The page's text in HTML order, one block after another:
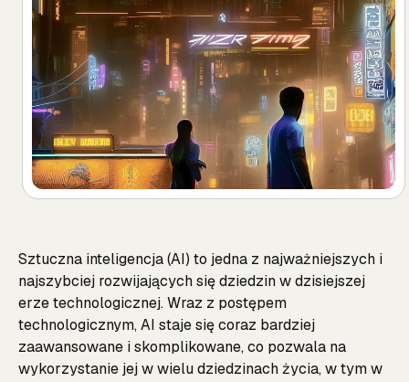
Sztuczna inteligencja (AI) to jedna z najważniejszych i
najszybciej rozwijających się dziedzin w dzisiejszej
erze technologicznej. Wraz z postępem
technologicznym, AI staje się coraz bardziej
zaawansowane i skomplikowane, co pozwala na
wykorzystanie jej w wielu dziedzinach życia, w tym w